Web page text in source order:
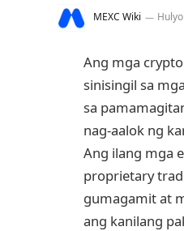
MEXC Wiki
Ang mga
sinisingil sa
sa
nag-aalok ng
Ang ilang mga
proprietary
gumagamit at
ang kanilang